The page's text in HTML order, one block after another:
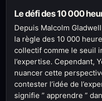
Le défi des 10 000
Depuis Malcolm
la règle des 10 000
collectif comme le seuil
l’expertise. Cependant,
nuancer cette
contester l’idée de
signifie ” apprendre ”